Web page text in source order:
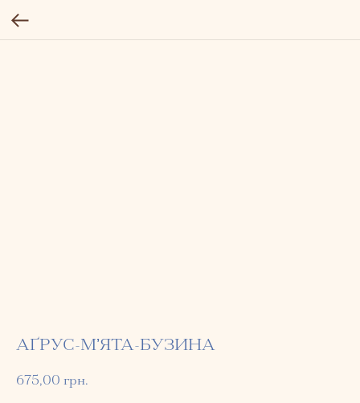
АҐРУС-МʼЯТА-БУЗИНА
675,00 грн.